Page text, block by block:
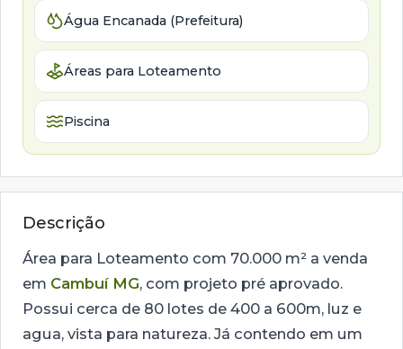
Água Encanada (Prefeitura)
Áreas para Loteamento
Piscina
Descrição
Área para Loteamento com 70.000 m² a venda
em Cambuí MG, com projeto pré aprovado.
Possui cerca de 80 lotes de 400 a 600m, luz e
agua, vista para natureza. Já contendo em um